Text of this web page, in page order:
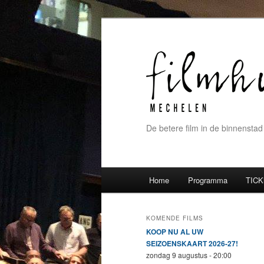
De betere film in de binnenstad
Spring naar de primaire
Spring naar de secundaire
Home Programma
KOMENDE FILMS
KOOP NU AL UW
SEIZOENSKAART 2026-27!
zondag 9 augustus - 20:00